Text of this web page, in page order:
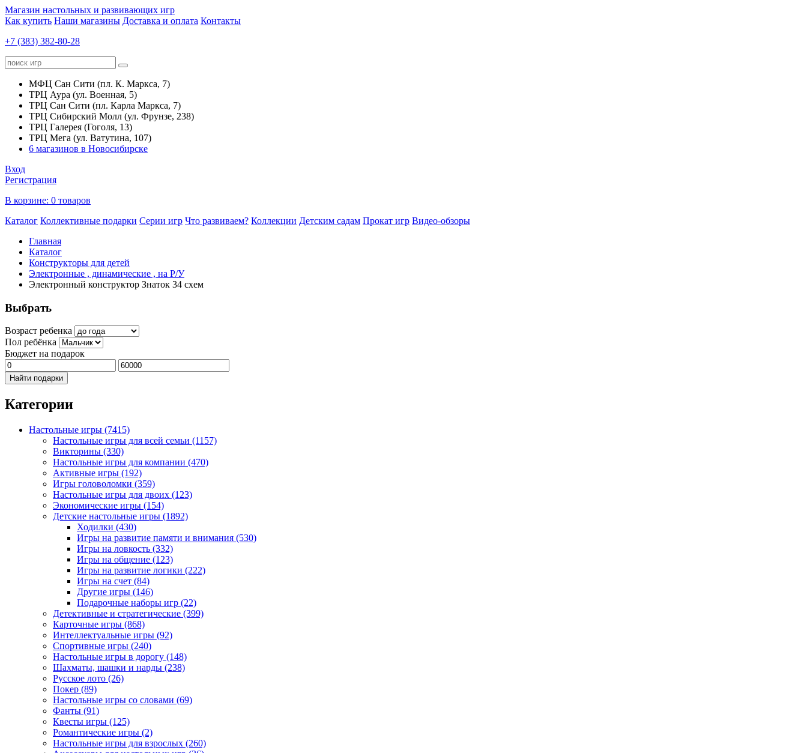
Магазин настольных и развивающих игр
Как купить Наши магазины Доставка и оплата Контакты
+7 (383) 382-80-28
МФЦ Сан Сити (пл. К. Маркса, 7)
ТРЦ Аура (ул. Военная, 5)
ТРЦ Сан Сити (пл. Карла Маркса, 7)
ТРЦ Сибирский Молл (ул. Фрунзе, 238)
ТРЦ Галерея (Гоголя, 13)
ТРЦ Мега (ул. Ватутина, 107)
6 магазинов в Новосибирске
Вход
Регистрация
В корзине: 0 товаров
Каталог Коллективные подарки Серии игр Что развиваем? Коллекции Детским садам Прокат игр Видео-обзоры
Главная
Каталог
Конструкторы для детей
Электронные , динамические , на Р/У
Электронный конструктор Знаток 34 схем
Выбрать
Возраст ребенка
Пол ребёнка
Бюджет на подарок
Найти подарки
Категории
Настольные игры (7415)
Настольные игры для всей семьи (1157)
Викторины (330)
Настольные игры для компании (470)
Активные игры (192)
Игры головоломки (359)
Настольные игры для двоих (123)
Экономические игры (154)
Детские настольные игры (1892)
Ходилки (430)
Игры на развитие памяти и внимания (530)
Игры на ловкость (332)
Игры на общение (123)
Игры на развитие логики (222)
Игры на счет (84)
Другие игры (146)
Подарочные наборы игр (22)
Детективные и стратегические (399)
Карточные игры (868)
Интеллектуальные игры (92)
Спортивные игры (240)
Настольные игры в дорогу (148)
Шахматы, шашки и нарды (238)
Русское лото (26)
Покер (89)
Настольные игры со словами (69)
Фанты (91)
Квесты игры (125)
Романтические игры (2)
Настольные игры для взрослых (260)